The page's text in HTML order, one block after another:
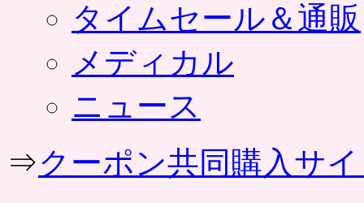
タイムセール＆通販
メディカル
ニュース
⇒クーポン共同購入サ